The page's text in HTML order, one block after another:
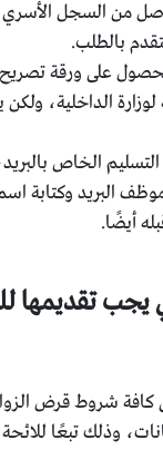
من السجل
بالطلب.
على ورقة تصريح
لوزارة الداخلية،
الخاص
البريد وكتابة
أيضًا.
يجب تقديمها
كافة شروط قرض
وذلك تبعًا للائحة